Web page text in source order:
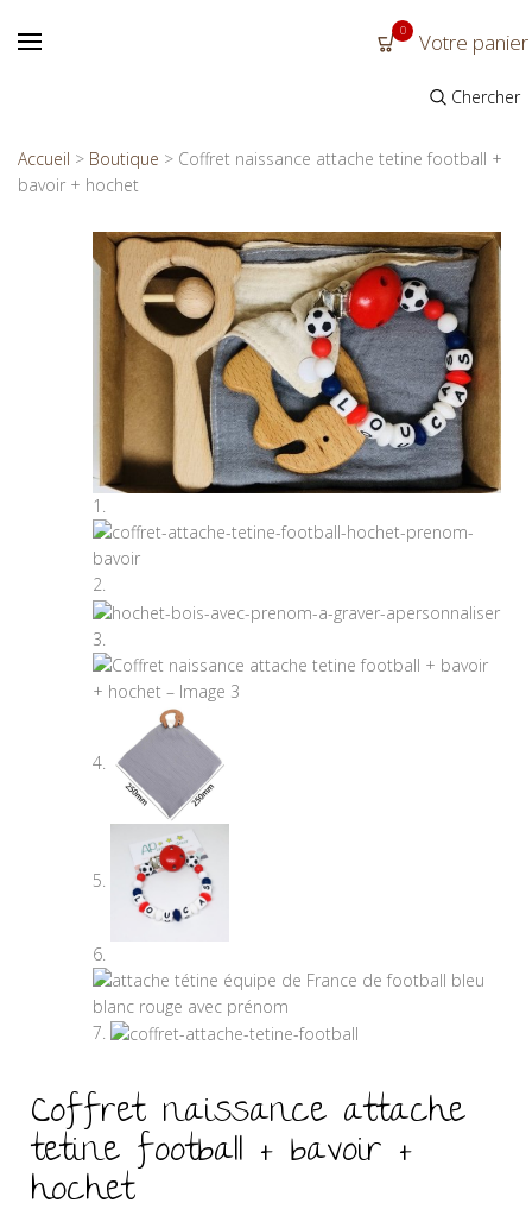
0 Votre panier
Chercher
Accueil > Boutique > Coffret naissance attache tetine football +
bavoir + hochet
Coffret naissance attache
tetine football + bavoir +
hochet